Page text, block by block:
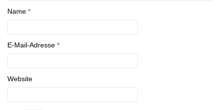
Name *
E-Mail-Adresse *
Website